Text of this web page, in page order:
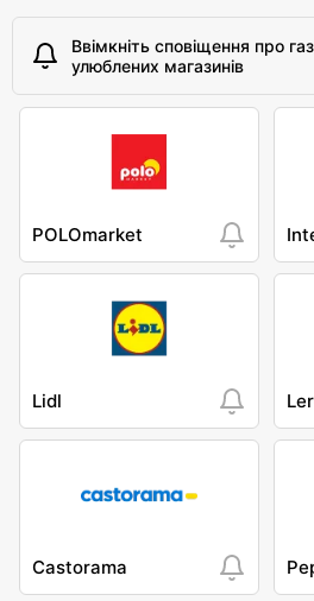
Ввімкніть сповіщення про
улюблених магазинів
POLOmarket
Lidl
Castorama